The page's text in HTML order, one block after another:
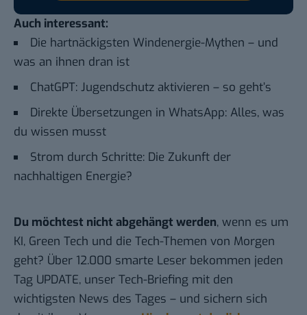
Auch interessant:
Die hartnäckigsten Windenergie-Mythen – und
was an ihnen dran ist
ChatGPT: Jugendschutz aktivieren – so geht’s
Direkte Übersetzungen in WhatsApp: Alles, was
du wissen musst
Strom durch Schritte: Die Zukunft der
nachhaltigen Energie?
Du möchtest nicht abgehängt werden, wenn es um
KI, Green Tech und die Tech-Themen von Morgen
geht? Über 12.000 smarte Leser bekommen jeden
Tag UPDATE, unser Tech-Briefing mit den
wichtigsten News des Tages – und sichern sich